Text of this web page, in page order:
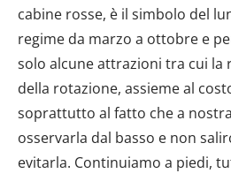
cabine rosse, è il simbolo del
regime da marzo a ottobre e
solo alcune attrazioni tra cui la
della rotazione, assieme al
soprattutto al fatto che a
osservarla dal basso e non
evitarla. Continuiamo a piedi,